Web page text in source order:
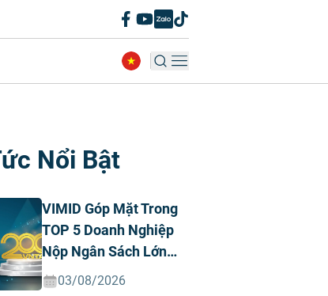
Nổi Bật
VIMID Góp Mặt Trong
TOP 5 Doanh Nghiệp
Nộp Ngân Sách Lớn
Nhất Việt Nam Năm
03/08/2026